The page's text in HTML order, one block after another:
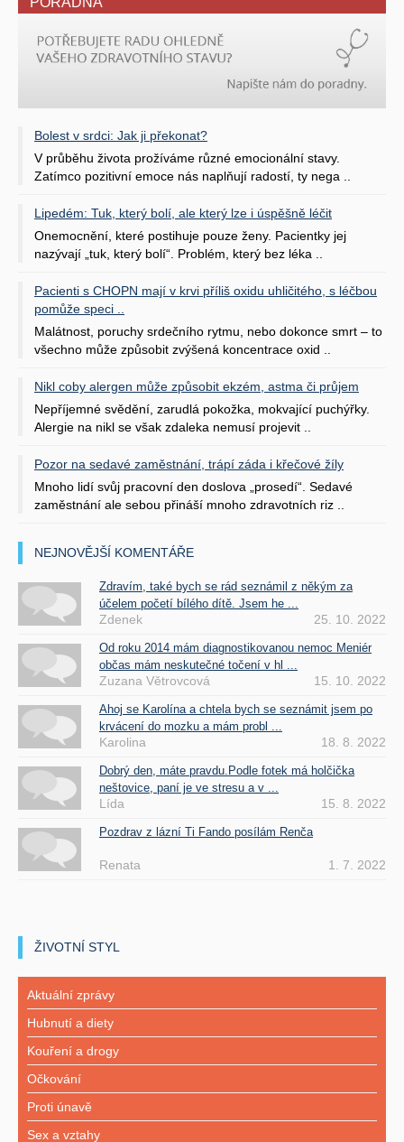
Bolest v srdci: Jak ji překonat?
V průběhu života prožíváme různé emocionální stavy.
Zatímco pozitivní emoce nás naplňují radostí, ty nega ..
Lipedém: Tuk, který bolí, ale který lze i úspěšně léčit
Onemocnění, které postihuje pouze ženy. Pacientky jej
nazývají „tuk, který bolí“. Problém, který bez léka ..
Pacienti s CHOPN mají v krvi příliš oxidu uhličitého, s léčbou
pomůže speci ..
Malátnost, poruchy srdečního rytmu, nebo dokonce smrt – to
všechno může způsobit zvýšená koncentrace oxid ..
Nikl coby alergen může způsobit ekzém, astma či průjem
Nepříjemné svědění, zarudlá pokožka, mokvající puchýřky.
Alergie na nikl se však zdaleka nemusí projevit ..
Pozor na sedavé zaměstnání, trápí záda i křečové žíly
Mnoho lidí svůj pracovní den doslova „prosedí“. Sedavé
zaměstnání ale sebou přináší mnoho zdravotních riz ..
NEJNOVĚJŠÍ KOMENTÁŘE
Zdravím, také bych se rád seznámil z někým za
účelem početí bílého dítě. Jsem he ...
Zdenek 25. 10. 2022
Od roku 2014 mám diagnostikovanou nemoc Meniér
občas mám neskutečné točení v hl ...
Zuzana Větrovcová 15. 10. 2022
Ahoj se Karolína a chtela bych se seznámit jsem po
krvácení do mozku a mám probl ...
Karolina 18. 8. 2022
Dobrý den, máte pravdu.Podle fotek má holčička
neštovice, paní je ve stresu a v ...
Lída 15. 8. 2022
Pozdrav z lázní Ti Fando posílám Renča
Renata 1. 7. 2022
ŽIVOTNÍ STYL
Aktuální zprávy
Hubnutí a diety
Kouření a drogy
Očkování
Proti únavě
Sex a vztahy